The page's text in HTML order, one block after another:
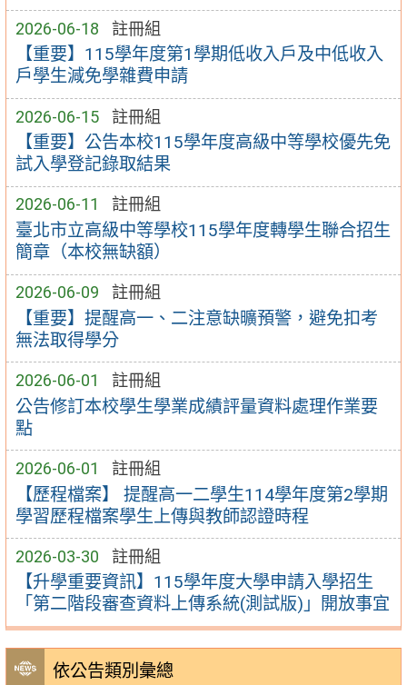
2026-06-18 註冊組
【重要】115學年度第1學期低收入戶及中低收入
戶學生減免學雜費申請
2026-06-15 註冊組
【重要】公告本校115學年度高級中等學校優先免
試入學登記錄取結果
2026-06-11 註冊組
臺北市立高級中等學校115學年度轉學生聯合招生
簡章（本校無缺額）
2026-06-09 註冊組
【重要】提醒高一、二注意缺曠預警，避免扣考
無法取得學分
2026-06-01 註冊組
公告修訂本校學生學業成績評量資料處理作業要
點
2026-06-01 註冊組
【歷程檔案】 提醒高一二學生114學年度第2學期
學習歷程檔案學生上傳與教師認證時程
2026-03-30 註冊組
【升學重要資訊】115學年度大學申請入學招生
「第二階段審查資料上傳系統(測試版)」開放事宜
依公告類別彙總